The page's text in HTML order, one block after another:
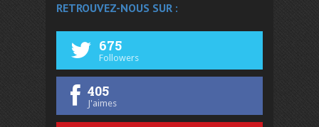
RETROUVEZ-NOUS SUR :
675
Followers
405
J'aimes